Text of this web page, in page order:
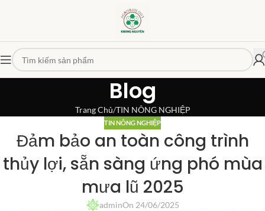
Blog
Trang Chủ TIN NÔNG NGHIỆP
TIN NÔNG NGHIỆP
Đảm bảo an toàn công trình
thủy lợi, sẵn sàng ứng phó mùa
mưa lũ 2025
adminOn 24/06/2025